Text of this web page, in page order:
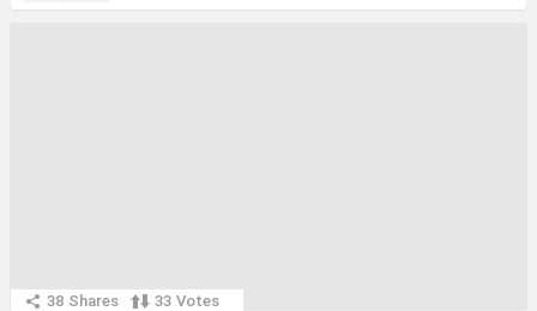
38 Shares 33 Votes